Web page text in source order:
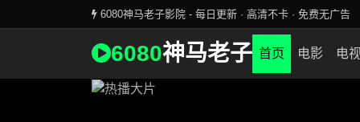
6080神马老子影院 - 每日更新 · 高清不卡 · 免费无广告
6080神马老子 首页 电影 电
全网首播 · 最新大片
6080神马老子影院独家更新